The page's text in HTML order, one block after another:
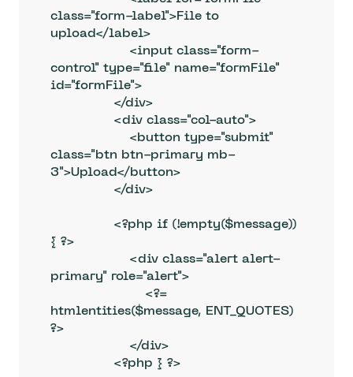
class="form-label">File to
upload</label>
control" type="file" name="formFile"
id="formFile">
class="btn btn-primary mb-
3">Upload</button>
{ ?>
primary" role="alert">
htmlentities($message, ENT_QUOTES)
?>